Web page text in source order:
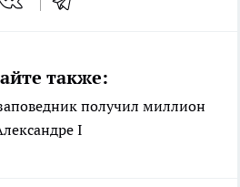
также:
получил миллион
I